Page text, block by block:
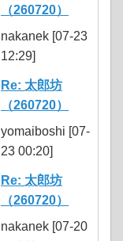
（260720）
nakanek [07-23
12:29]
Re: 太郎坊
（260720）
yomaiboshi [07-
23 00:20]
Re: 太郎坊
（260720）
nakanek [07-20